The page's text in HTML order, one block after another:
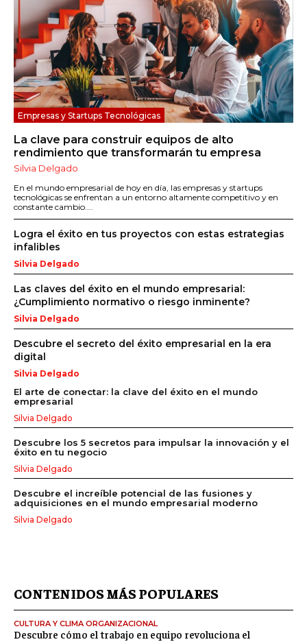
Empresas y Startups Tecnológicas
La clave para construir equipos de alto
rendimiento que transformarán tu empresa
Silvia Delgado
En el mundo empresarial de hoy en día, las empresas y startups
tecnológicas se enfrentan a un entorno altamente competitivo y en
constante cambio....
Logra el éxito en tus proyectos con estas estrategias
infalibles
Silvia Delgado
Las claves del éxito en el mundo empresarial:
¿Cumplimiento normativo o riesgo inminente?
Silvia Delgado
Descubre el secreto del éxito empresarial en la era
digital
Silvia Delgado
El arte de conectar: la clave del éxito en el mundo
empresarial
Silvia Delgado
Descubre los 5 secretos para impulsar la innovación y el
éxito en tu negocio
Silvia Delgado
Descubre el increíble potencial de las fusiones y
adquisiciones en el mundo empresarial moderno
Silvia Delgado
CONTENIDOS MÁS POPULARES
CULTURA Y CLIMA ORGANIZACIONAL
Descubre cómo el trabajo en equipo revoluciona el